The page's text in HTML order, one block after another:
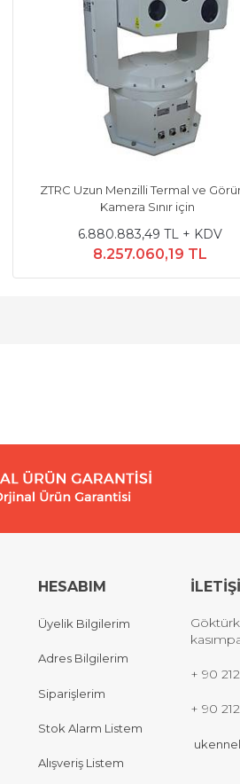
ZTRC Uzun Menzilli Termal ve
Kamera Sınır için
6.880.883,49 TL + KDV
8.257.060,19 TL
HESABIM
Üyelik Bilgilerim
Adres Bilgilerim
Siparişlerim
Stok Alarm Listem
Alışveriş Listem
+ 90
+ 90